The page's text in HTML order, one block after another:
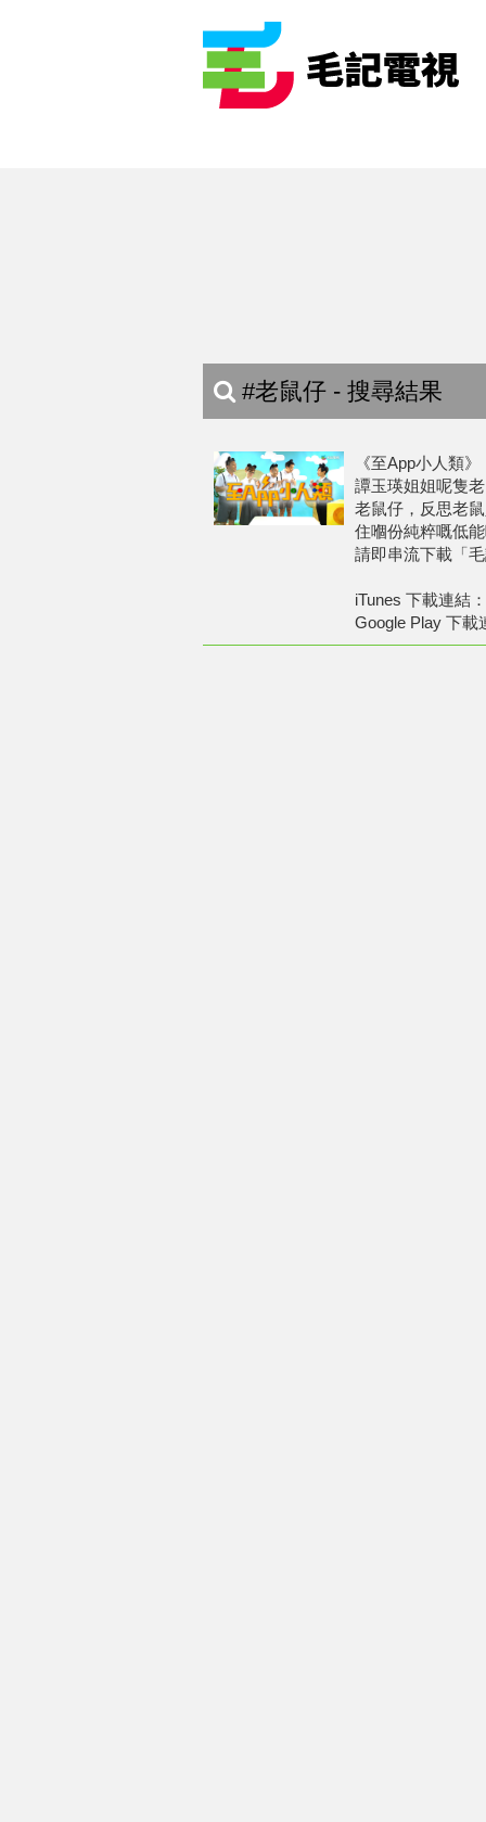
#老鼠仔 - 搜尋結果
《至App小人類
譚玉瑛姐姐呢隻
老鼠仔，反思老
住嗰份純粹嘅低
請即串流下載「
iTunes 下載連結
Google Play 下載